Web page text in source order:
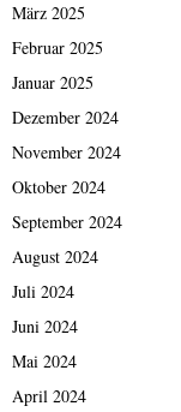
März 2025
Februar 2025
Januar 2025
Dezember 2024
November 2024
Oktober 2024
September 2024
August 2024
Juli 2024
Juni 2024
Mai 2024
April 2024